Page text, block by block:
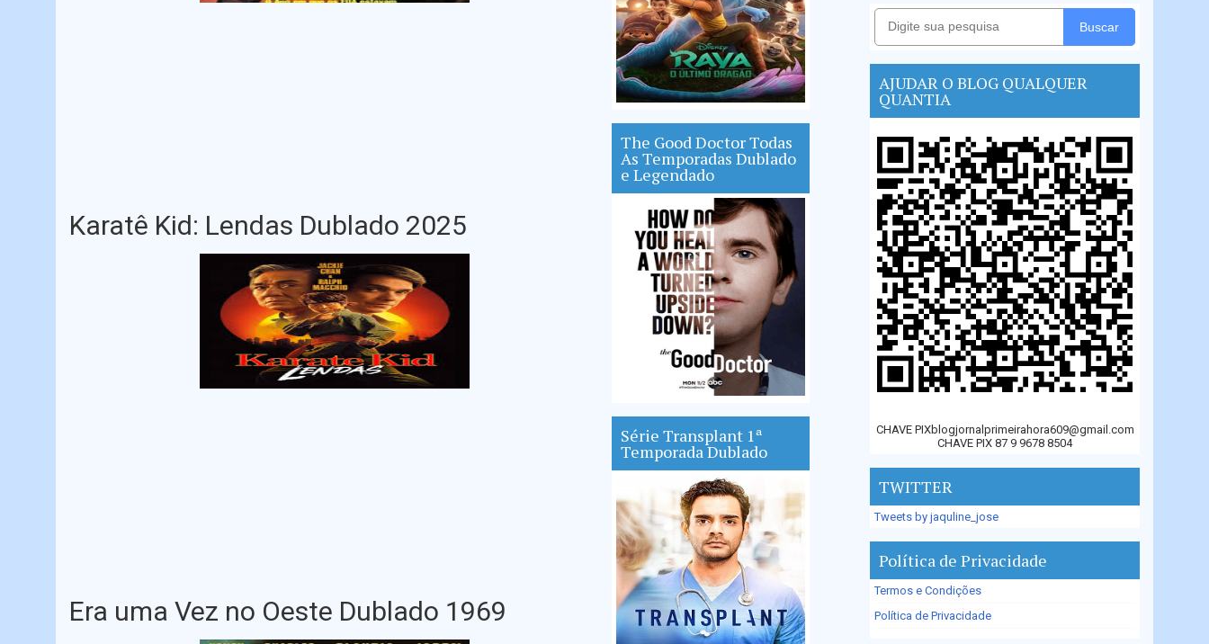
Karatê Kid: Lendas Dublado 2025
Era uma Vez no Oeste Dublado 1969
The Good Doctor Todas
As Temporadas Dublado
e Legendado
Série Transplant 1ª
Temporada Dublado
Buscar
AJUDAR O BLOG QUALQUER
QUANTIA
CHAVE PIXblogjornalprimeirahora609@gmail.com
CHAVE PIX 87 9 9678 8504
TWITTER
Tweets by jaquline_jose
Política de Privacidade
Termos e Condições
Política de Privacidade